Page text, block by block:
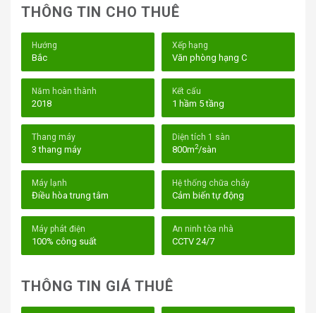
Tòa Nhà ITD Building Khu Chế Xuất Tân Thuận Quận 7
I. Vị trí tòa nhà ITD Building – 01 Sáng Tạo,
Phường Tân Thuận Đông, Quận 7
Tòa nhà ITD Building tọa lạc trên đường Sáng Tạo,
THÔNG TIN CHO THUÊ
Hướng
Bắc
Xếp hạng
Văn phòng hạng C
Năm hoàn thành
2018
Kết cấu
1 hầm 5 tầng
Thang máy
3 thang máy
Diện tích 1 sàn
800m2/sàn
Máy lạnh
Điều hòa trung tâm
Hệ thống chữa cháy
Cảm biến tự động
Máy phát điện
100% công suất
An ninh tòa nhà
CCTV 24/7
THÔNG TIN GIÁ THUÊ